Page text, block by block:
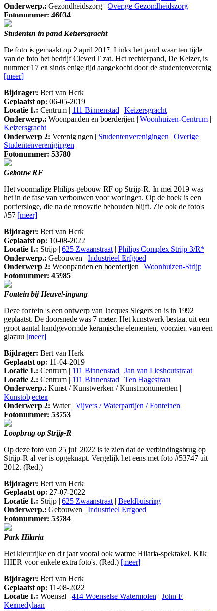
Onderwerp.: Gezondheidszorg | Overige Gezondheidszorg
Fotonummer: 46034
Studenten in pand Keizersgracht
De foto is gemaakt op 2 april 2017. Links het pand waar ten tijde
van de foto het bedrijf CleverIT zat. Het rechterpand, De Keizer, is
nummer 17 en sinds enige tijd aangekocht door de studentenverenig
[meer]
Bijdrager: Bert van Herk
Geplaatst op: 06-05-2019
Locatie 1.: Centrum | 111 Binnenstad | Keizersgracht
Onderwerp.: Woonpanden en boerderijen | Woonhuizen-Centrum |
Keizersgracht
Onderwerp 2: Verenigingen | Studentenverenigingen | Overige
Studentenverenigingen
Fotonummer: 53780
Gebouw RF
Het voormalige Philips-gebouw RF op Strijp-R. In mei 2019 was
het in de fase van verbouwen voor woningen. Op de hoek is een
portiersloge, die na de renovatie behouden blijft. Zie ook de foto's
#57 [meer]
Bijdrager: Bert van Herk
Geplaatst op: 10-08-2022
Locatie 1.: Strijp | 625 Zwaanstraat | Philips Complex Strijp 3/R*
Onderwerp.: Gebouwen | Industrieel Erfgoed
Onderwerp 2: Woonpanden en boerderijen | Woonhuizen-Strijp
Fotonummer: 45985
Fontein bij Heuvel-ingang
Deze fontein is een ontwerp van Jacques Slegers en is in 1992
geplaatst. De doorsnede was 7 meter. Het kunstwerk bestaat uit een
groot aantal handgevormde keramische elementen, voorzien van een
glazuu [meer]
Bijdrager: Bert van Herk
Geplaatst op: 11-04-2019
Locatie 1.: Centrum | 111 Binnenstad | Jan van Lieshoutstraat
Locatie 2.: Centrum | 111 Binnenstad | Ten Hagestraat
Onderwerp.: Kunst / Kunstwerken / Kunstmonumenten |
Kunstobjecten
Onderwerp 2: Water | Vijvers / Waterpartijen / Fonteinen
Fotonummer: 53753
Loopbrug op Strijp-R
Op deze foto van 25 juli 2022 is te zien dat de verbindingsbrug op
Strijp-R al ver is opgeknapt. Vergelijk het eens met foto #53747 uit
2012. (Red.)
Bijdrager: Bert van Herk
Geplaatst op: 27-07-2022
Locatie 1.: Strijp | 625 Zwaanstraat | Beeldbuisring
Onderwerp.: Gebouwen | Industrieel Erfgoed
Fotonummer: 53784
Park Hilaria
Het kleurrijke en dit jaar vooral ook warme Hilaria-spektakel. Klik
HIER voor enkele extra foto's. (Red.) [meer]
Bijdrager: Bert van Herk
Geplaatst op: 11-08-2022
Locatie 1.: Woensel | 414 Woenselse Watermolen | John F
Kennedylaan